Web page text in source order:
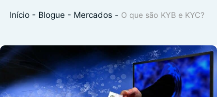
Início - Blogue - Mercados - O que são KYB e KYC?